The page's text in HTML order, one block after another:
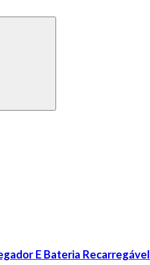
E Bateria Recarregável